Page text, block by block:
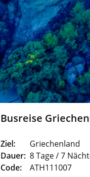
Busreise
Ziel:
Griechenland
Dauer: 8 Tage / 7
Code:
ATH111007